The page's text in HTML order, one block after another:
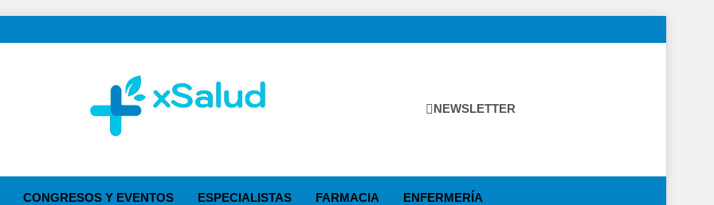
XSalud
NEWSLETTER
CONGRESOS Y EVENTOS ESPECIALISTAS FARMACIA ENFERMERÍA